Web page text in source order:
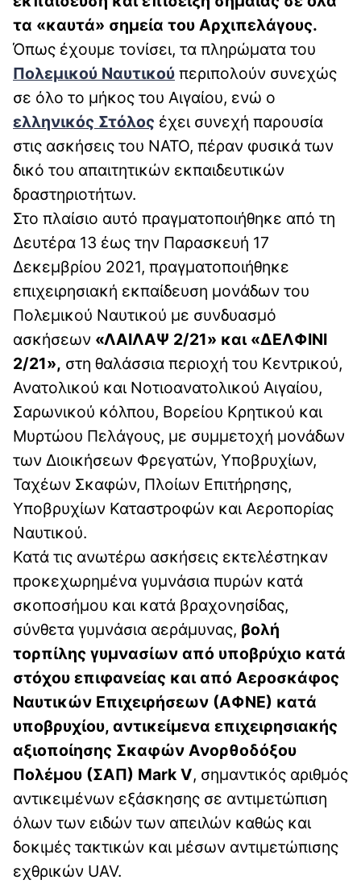
τα «καυτά» σημεία του Αρχιπελάγους.
Όπως έχουμε τονίσει, τα πληρώματα του
Πολεμικού Ναυτικού περιπολούν συνεχώς
σε όλο το μήκος του Αιγαίου, ενώ ο
ελληνικός Στόλος έχει συνεχή παρουσία
στις ασκήσεις του ΝΑΤΟ, πέραν φυσικά των
δικό του απαιτητικών εκπαιδευτικών
δραστηριοτήτων.
Στο πλαίσιο αυτό πραγματοποιήθηκε από τη
Δευτέρα 13 έως την Παρασκευή 17
Δεκεμβρίου 2021, πραγματοποιήθηκε
επιχειρησιακή εκπαίδευση μονάδων του
Πολεμικού Ναυτικού με συνδυασμό
ασκήσεων «ΛΑΙΛΑΨ 2/21» και «ΔΕΛΦΙΝΙ
2/21», στη θαλάσσια περιοχή του Κεντρικού,
Ανατολικού και Νοτιοανατολικού Αιγαίου,
Σαρωνικού κόλπου, Βορείου Κρητικού και
Μυρτώου Πελάγους, με συμμετοχή μονάδων
των Διοικήσεων Φρεγατών, Υποβρυχίων,
Ταχέων Σκαφών, Πλοίων Επιτήρησης,
Υποβρυχίων Καταστροφών και Αεροπορίας
Ναυτικού.
Κατά τις ανωτέρω ασκήσεις εκτελέστηκαν
προκεχωρημένα γυμνάσια πυρών κατά
σκοποσήμου και κατά βραχονησίδας,
σύνθετα γυμνάσια αεράμυνας, βολή
τορπίλης γυμνασίων από υποβρύχιο κατά
στόχου επιφανείας και από Αεροσκάφος
Ναυτικών Επιχειρήσεων (ΑΦΝΕ) κατά
υποβρυχίου, αντικείμενα επιχειρησιακής
αξιοποίησης Σκαφών Ανορθοδόξου
Πολέμου (ΣΑΠ) Mark V, σημαντικός αριθμός
αντικειμένων εξάσκησης σε αντιμετώπιση
όλων των ειδών των απειλών καθώς και
δοκιμές τακτικών και μέσων αντιμετώπισης
εχθρικών UAV.